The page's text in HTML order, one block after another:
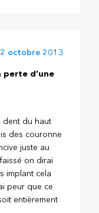
octobre 2013
perte d’une
dent du haut
des couronne
juste au
on dirai
implant cela
peur que ce
entièrement